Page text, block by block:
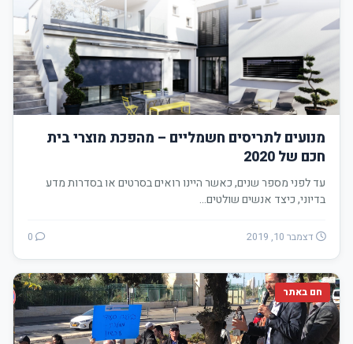
מנועים לתריסים חשמליים – מהפכת מוצרי בית
חכם של 2020
עד לפני מספר שנים, כאשר היינו רואים בסרטים או בסדרות מדע
בדיוני, כיצד אנשים שולטים…
דצמבר 10, 2019
חם באתר